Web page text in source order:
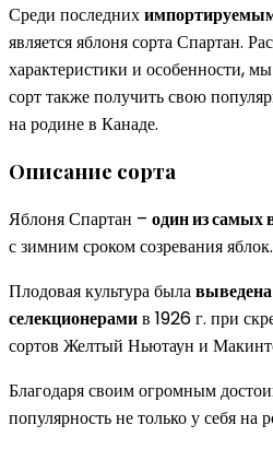
Среди последних
является яблоня сорта Спартан.
характеристики и особенности,
сорт также получить свою
на родине в Канаде.
Описание сорта
Яблоня Спартан – один из самых
с зимним сроком созревания яблок.
Плодовая культура была
селекционерамив 1926 г. при
сортов Желтый Ньютаун и
Благодаря своим огромным
популярность не только у себя на